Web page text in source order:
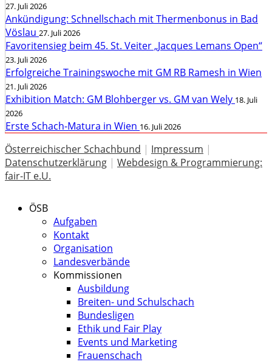
27. Juli 2026
Ankündigung: Schnellschach mit Thermenbonus in Bad
Vöslau 27. Juli 2026
Favoritensieg beim 45. St. Veiter „Jacques Lemans Open“
23. Juli 2026
Erfolgreiche Trainingswoche mit GM RB Ramesh in Wien
21. Juli 2026
Exhibition Match: GM Blohberger vs. GM van Wely 18. Juli
2026
Erste Schach-Matura in Wien 16. Juli 2026
Österreichischer Schachbund | Impressum |
Datenschutzerklärung | Webdesign & Programmierung:
fair-IT e.U.
ÖSB
Aufgaben
Kontakt
Organisation
Landesverbände
Kommissionen
Ausbildung
Breiten- und Schulschach
Bundesligen
Ethik und Fair Play
Events und Marketing
Frauenschach